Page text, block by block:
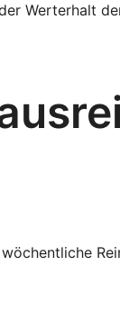
Werterhalt